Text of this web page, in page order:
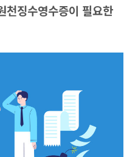
천징수영수증이 필요한